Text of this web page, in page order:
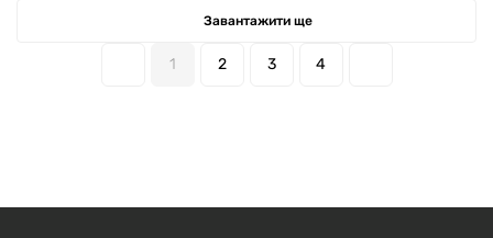
1 2 3 4
Завантажити ще